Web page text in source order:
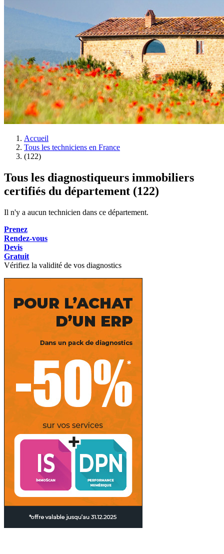
Accueil
Tous les techniciens en France
(122)
Tous les diagnostiqueurs immobiliers
certifiés du département (122)
Il n'y a aucun technicien dans ce département.
Prenez
Rendez-vous
Devis
Gratuit
Vérifiez la validité de vos diagnostics